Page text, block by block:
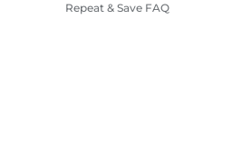
Repeat & Save FAQ